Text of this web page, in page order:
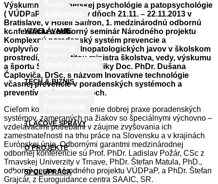
VZDELÁVANIE
TECH & BIZNIS
TLAČOVÉ SPRÁVY
O PROJEKTE
SPOLUPRÁCA
Výskumný ústav detskej psychológie a patopsychológie
( VÚDPaP) organizuje v dňoch 21.11. – 22.11.2013 v
Bratislave, v Hoteli Saffron, 1. medzinárodnú odbornú
konferenciu a odborný seminár Národného projektu
Komplexný poradenský systém prevencie a
ovplyvňovania sociálnopatologických javov v školskom
prostredí, pod záštitou ministra školstva, vedy, výskumu
a športu Slovenskej republiky Doc. PhDr. Dušana
Čaploviča, DrSc, s názvom Inovatívne technológie
včasnej prevencie v poradenských systémoch a
preventívnych programoch.
Cieľom konferencie je šírenie dobrej praxe poradenských
systémov, zameraných na žiakov so špeciálnymi výchovno –
vzdelávacími potrebami v záujme zvyšovania ich
zamestnateľnosti na trhu práce na Slovensku a v krajinách
Európskej únie. Odbornými garantmi medzinárodnej
odbornej konferencie sú Prof. PhDr. Ladislav Požár, CSc z
Trnavskej Univerzity v Trnave, PhDr. Štefan Matula, PhD.,
odborný gestor národného projektu VÚDPaP, a PhDr. Štefan
Grajcár, z Euroguidance centra SAAIC, SR.